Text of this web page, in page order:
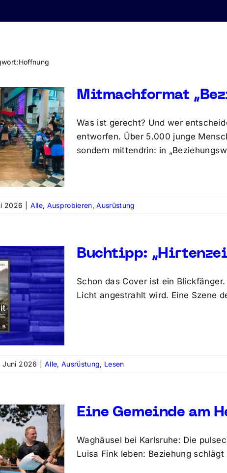
Hoffnung
Mitmachformat
Was ist gerecht? Und wer
entworfen. Über 5.000 junge
sondern mittendrin: in
2026 Alle, Ausprobieren,Ausrüstung
Buchtipp:
Schon das Cover ist ein
Licht angestrahlt wird. Eine Szene
Juni 2026 Alle, Ausrüstung, Lesen
Eine Gemeinde am
Waghäusel bei Karlsruhe: Die
Luisa Fink leben: Beziehung